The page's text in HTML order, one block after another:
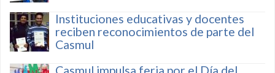
Instituciones educativas y docentes
reciben reconocimientos de parte del
Casmul